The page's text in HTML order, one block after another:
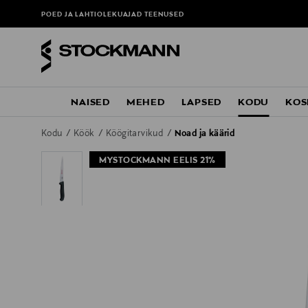
POED JA LAHTIOLEKUAJADTEENUSED
NAISED MEHED LAPSED KODU
Kodu Köök Köögitarvikud Noad ja käärid
MYSTOCKMANN EELIS 21%